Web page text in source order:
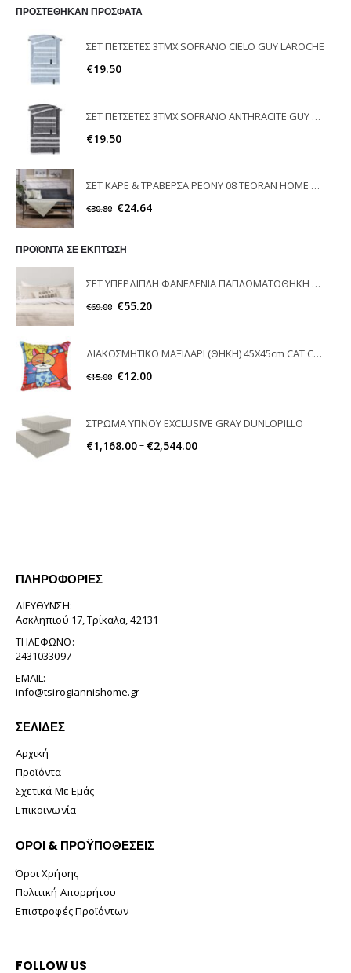
ΠΡΟΣΤΕΘΗΚΑΝ ΠΡΟΣΦΑΤΑ
ΣΕΤ ΠΕΤΣΕΤΕΣ 3ΤΜΧ SOFRANO CIELO GUY LAROCHE
€19.50
ΣΕΤ ΠΕΤΣΕΤΕΣ 3ΤΜΧ SOFRANO ANTHRACITE GUY LAROCHE
€19.50
ΣΕΤ ΚΑΡΕ & ΤΡΑΒΕΡΣΑ PEONY 08 TEORAN HOME & MORE
€30.80 €24.64
ΠΡΟϊΟΝΤΑ ΣΕ ΕΚΠΤΩΣΗ
ΣΕΤ ΥΠΕΡΔΙΠΛH ΦΑΝΕΛΕΝΙΑ ΠΑΠΛΩΜΑΤΟΘΗΚΗ VENITY NIMA HOME
€69.00 €55.20
ΔΙΑΚΟΣΜΗΤΙΚΟ ΜΑΞΙΛΑΡΙ (ΘΗΚΗ) 45X45cm CAT COLOURS ILIS HOME
€15.00 €12.00
ΣΤΡΩΜΑ ΥΠΝΟΥ EXCLUSIVE GRAY DUNLOPILLO
€1,168.00– €2,544.00
ΠΛΗΡΟΦΟΡΊΕΣ
ΔΙΕΎΘΥΝΣΗ:
Ασκληπιού 17, Τρίκαλα, 42131
ΤΗΛΈΦΩΝΟ:
2431033097
EMAIL:
info@tsirogiannishome.gr
ΣΕΛΊΔΕΣ
Αρχική
Προϊόντα
Σχετικά Με Εμάς
Επικοινωνία
ΟΡΟΙ & ΠΡΟΫΠΟΘΕΣΕΙΣ
Όροι Χρήσης
Πολιτική Απορρήτου
Επιστροφές Προϊόντων
FOLLOW US